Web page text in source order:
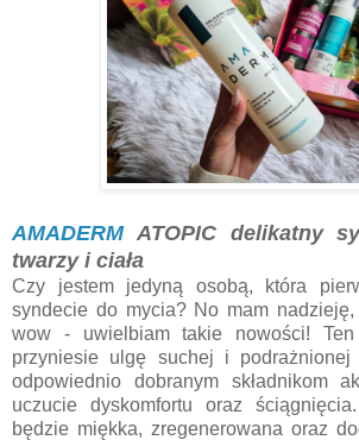
AMADERMATOPIC delikatny
twarzy i ciała
Czy jestem jedyną osobą, która
syndecie do mycia? No mam
wow - uwielbiam takie nowości!
przyniesie ulgę suchej i
odpowiednio dobranym składnikom
uczucie dyskomfortu oraz
będzie miękka, zregenerowana oraz